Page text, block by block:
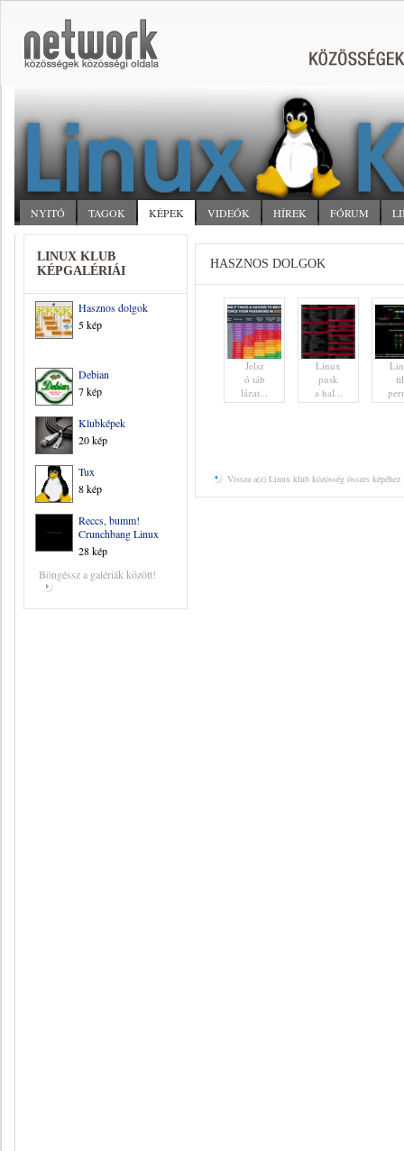
NYITÓ TAGOK KÉPEK VIDEÓK HÍREK FÓRUM
LINUX KLUB
KÉPGALÉRIÁI
Hasznos dolgok
5 kép
Debian
7 kép
Klubképek
20 kép
Tux
8 kép
Reccs, bumm!
Crunchbang Linux
28 kép
Böngéssz a galériák között!
HASZNOS DOLGOK
Jelsz
ó táb
lázat...
Linux
pusk
a hal...
Vissza a(z) Linux klub közösség összes képéhez